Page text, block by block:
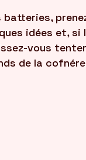
batteries,
idées et,
vous
de la